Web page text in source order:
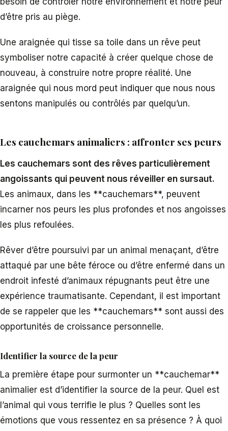
d’être pris au piège.
Une araignée qui tisse sa toile dans un rêve peut
symboliser notre capacité à créer quelque chose de
nouveau, à construire notre propre réalité. Une
araignée qui nous mord peut indiquer que nous nous
sentons manipulés ou contrôlés par quelqu’un.
Les cauchemars animaliers : affronter ses peurs
Les cauchemars sont des rêves particulièrement
angoissants qui peuvent nous réveiller en sursaut.
Les animaux, dans les **cauchemars**, peuvent
incarner nos peurs les plus profondes et nos angoisses
les plus refoulées.
Rêver d’être poursuivi par un animal menaçant, d’être
attaqué par une bête féroce ou d’être enfermé dans un
endroit infesté d’animaux répugnants peut être une
expérience traumatisante. Cependant, il est important
de se rappeler que les **cauchemars** sont aussi des
opportunités de croissance personnelle.
Identifier la source de la peur
La première étape pour surmonter un **cauchemar**
animalier est d’identifier la source de la peur. Quel est
l’animal qui vous terrifie le plus ? Quelles sont les
émotions que vous ressentez en sa présence ? À quoi